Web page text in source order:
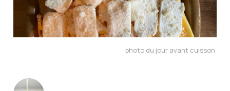
photo du jour avant cuisson